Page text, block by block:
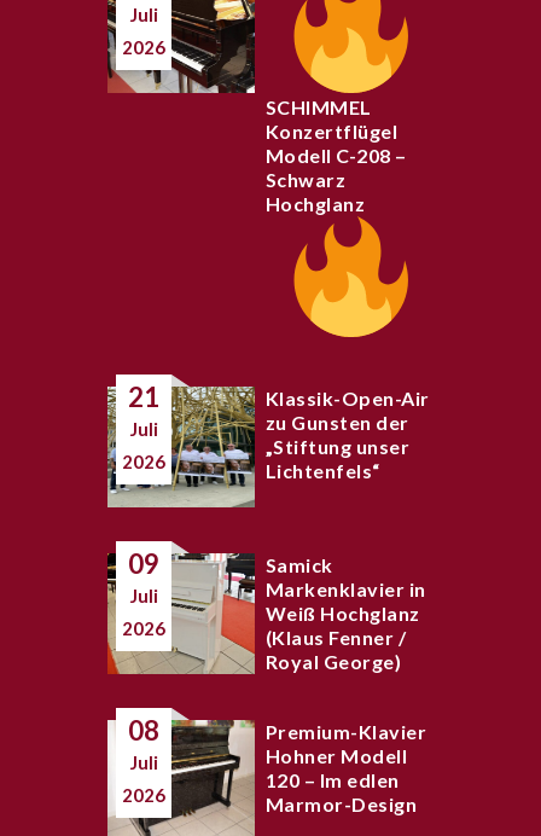
Juli
2026
SCHIMMEL
Konzertflügel
Modell C-208 –
Schwarz
Hochglanz
21
Juli
2026
Klassik-Open-Air
zu Gunsten der
„Stiftung unser
Lichtenfels“
09
Juli
2026
Samick
Markenklavier in
Weiß Hochglanz
(Klaus Fenner /
Royal George)
08
Juli
2026
Premium-Klavier
Hohner Modell
120 – Im edlen
Marmor-Design